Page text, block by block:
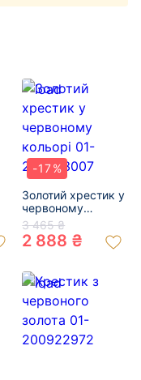
-17%
Золотий хрестик у
червоному
кольорі 01-
200863007
3 465 ₴
2 888 ₴